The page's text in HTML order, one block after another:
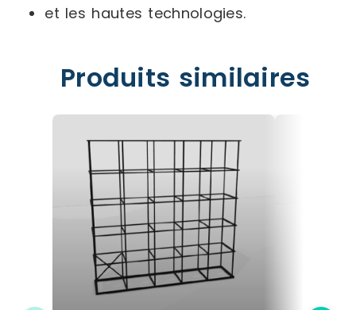
et les hautes technologies.
Produits similaires